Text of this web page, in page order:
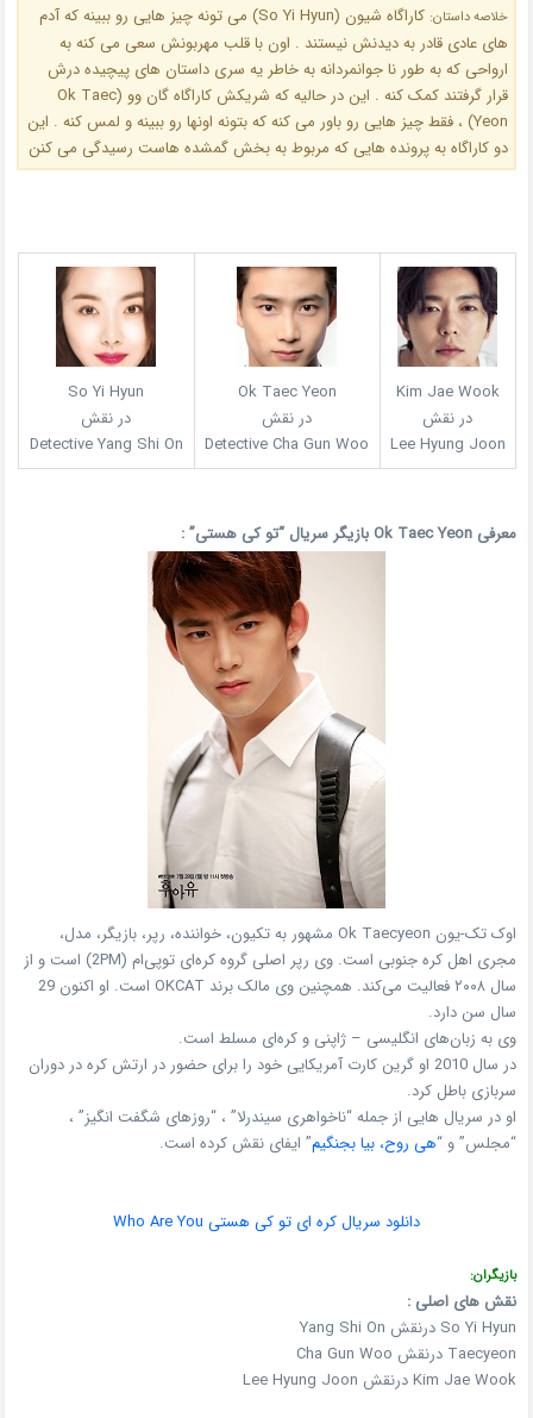
خلاصه داستان:
کاراگاه شیون (So Yi Hyun) می تونه چیز هایی رو ببینه که آدم
های عادی قادر به دیدنش نیستند . اون با قلب مهربونش سعی می کنه به
ارواحی که به طور نا جوانمردانه به خاطر یه سری داستان های پیچیده درش
قرار گرفتند کمک کنه . این در حالیه که شریکش کاراگاه گان وو (Ok Taec
Yeon) ، فقط چیز هایی رو باور می کنه که بتونه اونها رو ببینه و لمس کنه . این
دو کاراگاه به پرونده هایی که مربوط به بخش گمشده هاست رسیدگی می کنن
Kim Jae Wook
در نقش
Lee Hyung Joon
Ok Taec Yeon
در نقش
Detective Cha Gun Woo
So Yi Hyun
در نقش
Detective Yang Shi On
معرفی Ok Taec Yeon بازیگر سریال “تو کی هستی” :
اوک تک-یون Ok Taecyeon مشهور به تکیون، خواننده، رپر، بازیگر، مدل،
مجری اهل کره جنوبی است. وی رپر اصلی گروه کره‌ای توپی‌ام (2PM) است و از
سال ۲۰۰۸ فعالیت می‌کند. همچنین وی مالک برند OKCAT است. او اکنون 29
سال سن دارد.
وی به زبان‌های انگلیسی – ژاپنی و کره‌ای مسلط است.
در سال 2010 او گرین کارت آمریکایی خود را برای حضور در ارتش کره در دوران
سربازی باطل کرد.
او در سریال هایی از جمله “ناخواهری سیندرلا” ، “روزهای شگفت انگیز” ،
“مجلس” و “هی روح، بیا بجنگیم” ایفای نقش کرده است.
دانلود سریال کره ای تو کی هستی Who Are You
بازیگران:
نقش های اصلی :
So Yi Hyun درنقش Yang Shi On
Taecyeon درنقش Cha Gun Woo
Kim Jae Wook درنقش Lee Hyung Joon